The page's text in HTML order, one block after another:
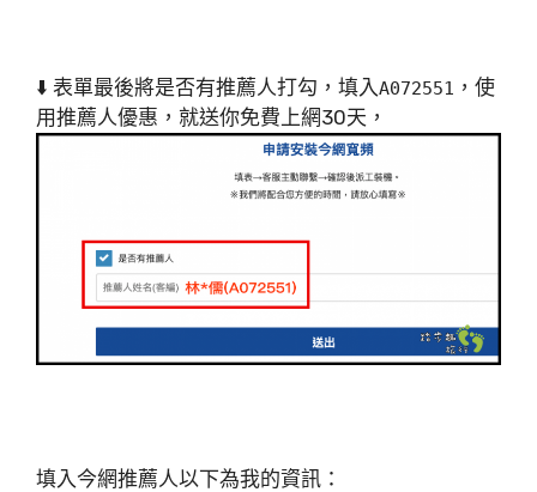
⬇️ 表單最後將是否有推薦人打勾，填入A072551 ，使
用推薦人優惠，就送你免費上網30天，
填入今網推薦人以下為我的資訊：